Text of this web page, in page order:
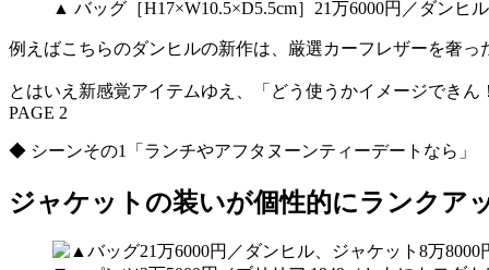
▲ バッグ［H17×W10.5×D5.5cm］21万6000円／ダンヒル
例えばこちらのダンヒルの新作は、厳選カーフレザーを奢
とはいえ新感覚アイテムゆえ、「どう使うかイメージでき
PAGE 2
◆ シーンその1「ランチやアフタヌーンティーデートなら」
ジャケットの装いが個性的にランクア